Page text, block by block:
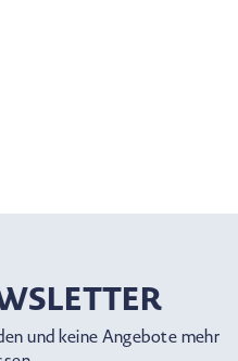
und keine Angebote mehr